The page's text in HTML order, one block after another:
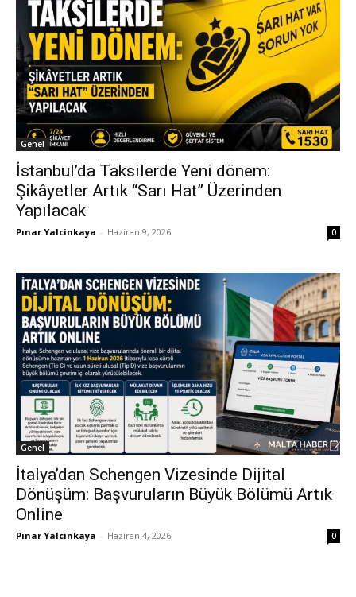
Genel
İstanbul’da Taksilerde Yeni dönem:
Şikâyetler Artık “Sarı Hat” Üzerinden
Yapılacak
Pınar Yalcinkaya - Haziran 9, 2026 0
Genel
İtalya’dan Schengen Vizesinde Dijital
Dönüşüm: Başvuruların Büyük Bölümü Artık
Online
Pınar Yalcinkaya - Haziran 4, 2026 0